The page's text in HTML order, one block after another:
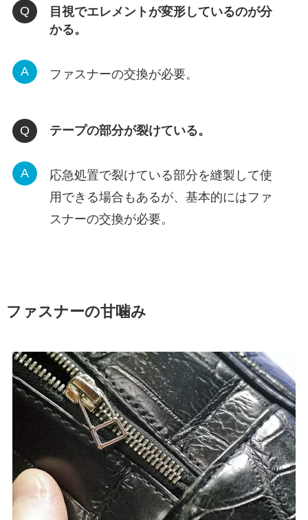
目視でエレメントが変形しているのが分
かる。
ファスナーの交換が必要。
テープの部分が裂けている。
応急処置で裂けている部分を縫製して使
用できる場合もあるが、基本的にはファ
スナーの交換が必要。
ファスナーの甘噛み